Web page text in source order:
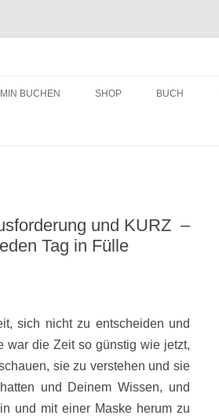
Inhalt
BUCHEN SHOP BUCH
und KURZ –
Tag in Fülle
sich nicht zu entscheiden und
war die Zeit so günstig wie jetzt,
sie zu verstehen und sie
und Deinem Wissen, und
und mit einer Maske herum zu